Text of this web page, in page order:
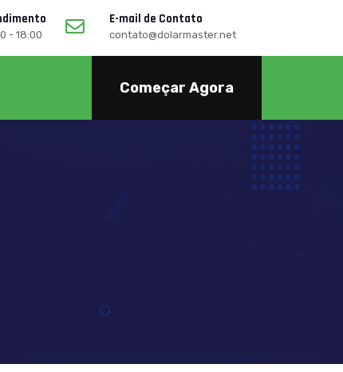
- 18:00
E-mail de Contato
contato@dolarmaster.net
Começar Agora